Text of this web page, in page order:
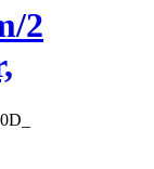
2
–